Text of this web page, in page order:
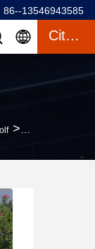
86--13546943585
Citation
>